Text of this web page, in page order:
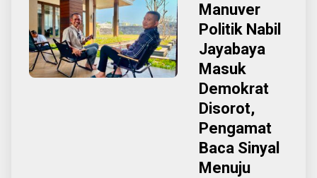
Manuver
Politik Nabil
Jayabaya
Masuk
Demokrat
Disorot,
Pengamat
Baca Sinyal
Menuju